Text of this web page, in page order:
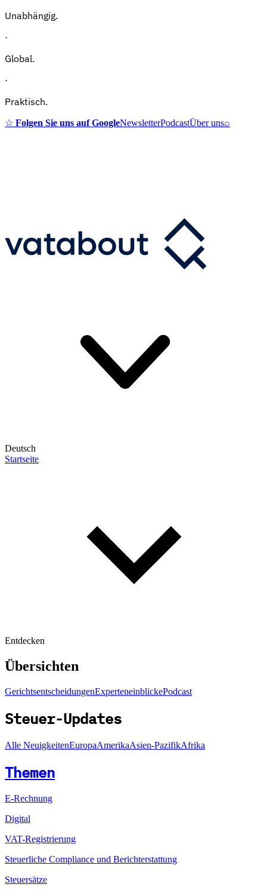
Unabhängig.
·
Global.
·
Praktisch.
☆ Folgen Sie uns auf GoogleNewsletterPodcastÜber uns⌕
Deutsch
Startseite
Entdecken
Übersichten
GerichtsentscheidungenExperteneinblickePodcast
Steuer-Updates
Alle NeuigkeitenEuropaAmerikaAsien-PazifikAfrika
Themen
E-Rechnung
Digital
VAT-Registrierung
Steuerliche Compliance und Berichterstattung
Steuersätze